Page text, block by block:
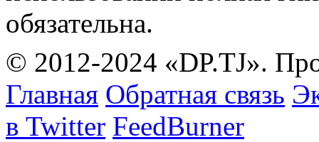
обязательна.
© 2012-2024 «DP.TJ».
Главная Обратная связь
в Twitter FeedBurner